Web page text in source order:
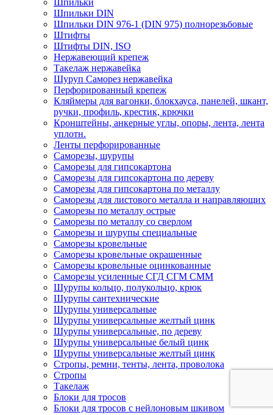
Шпильки
Шпильки DIN
Шпильки DIN 976-1 (DIN 975) полнорезьбовые
Штифты
Штифты DIN, ISO
Нержавеющий крепеж
Такелаж нержавейка
Шуруп Саморез нержавейка
Перфорированный крепеж
Кляймеры для вагонки, блокхауса, панелей, шкант,
ручки, профиль, крестик, крючки
Кронштейны, анкерные углы, опоры, лента, лента
уплотн.
Ленты перфорированные
Саморезы, шурупы
Саморезы для гипсокартона
Саморезы для гипсокартона по дереву
Саморезы для гипсокартона по металлу
Саморезы для листового металла и направляющих
Саморезы по металлу острые
Саморезы по металлу со сверлом
Саморезы и шурупы специальные
Саморезы кровельные
Саморезы кровельные окрашенные
Саморезы кровельные оцинкованные
Саморезы усиленные СГД СГМ СММ
Шурупы кольцо, полукольцо, крюк
Шурупы сантехнические
Шурупы универсальные
Шурупы универсальные желтый цинк
Шурупы универсальные, по дереву
Шурупы универсальные белый цинк
Шурупы универсальные желтый цинк
Стропы, ремни, тенты, лента, проволока
Стропы
Такелаж
Блоки для тросов
Блоки для тросов с нейлоновым шкивом